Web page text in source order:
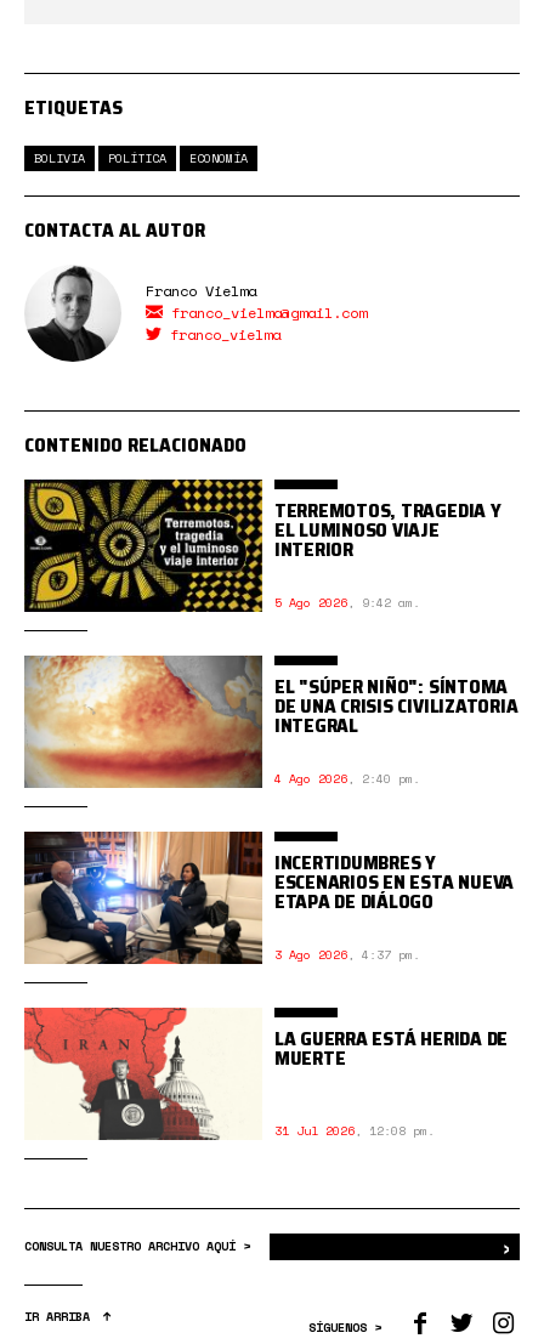
ETIQUETAS
BOLIVIA POLÍTICA ECONOMÍA
CONTACTA AL AUTOR
Franco Vielma
franco_vielma@gmail.com
franco_vielma
CONTENIDO RELACIONADO
TERREMOTOS, TRAGEDIA Y
EL LUMINOSO VIAJE
INTERIOR
5 Ago 2026, 9:42 am.
EL "SÚPER NIÑO": SÍNTOMA
DE UNA CRISIS CIVILIZATORIA
INTEGRAL
4 Ago 2026, 2:40 pm.
INCERTIDUMBRES Y
ESCENARIOS EN ESTA NUEVA
ETAPA DE DIÁLOGO
3 Ago 2026, 4:37 pm.
LA GUERRA ESTÁ HERIDA DE
MUERTE
31 Jul 2026, 12:08 pm.
CONSULTA NUESTRO ARCHIVO AQUÍ > ›
IR ARRIBA
SÍGUENOS >